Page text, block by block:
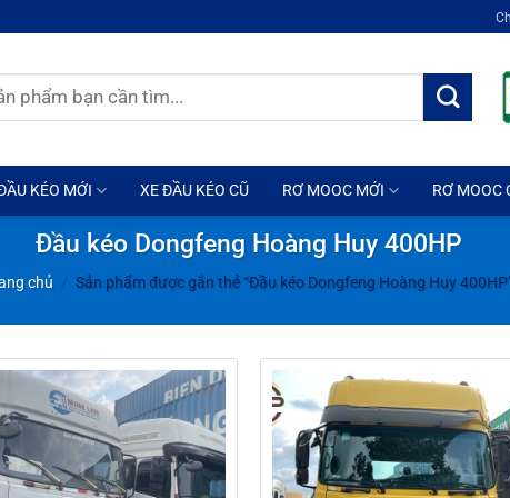
KÉO MỚI XE ĐẦU KÉO CŨ RƠ MOOC MỚI RƠ MOOC
Đầu kéo Dongfeng Hoàng Huy 400HP
chủ / Sản phẩm được gắn thẻ “Đầu kéo Dongfeng Hoàng Huy